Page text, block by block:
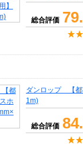
総合評価
ダンロップ 【
1m)
総合評価